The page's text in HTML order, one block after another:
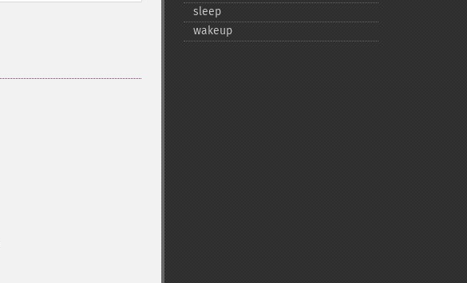
sleep
wakeup